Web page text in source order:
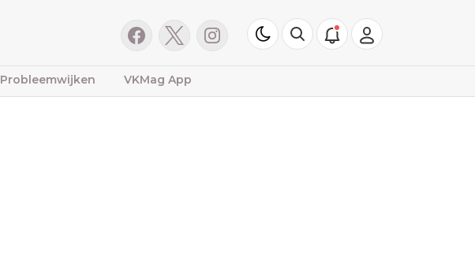
Probleemwijken VKMag App